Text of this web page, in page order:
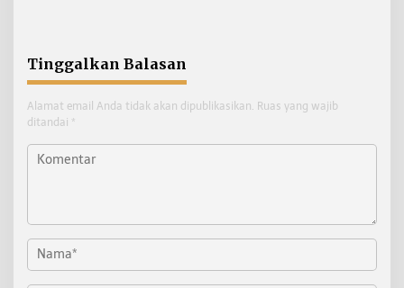
Tinggalkan Balasan
Alamat email Anda tidak akan dipublikasikan. Ruas yang wajib
ditandai *